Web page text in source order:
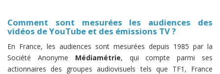
Comment sont mesurées les audiences des
vidéos de YouTube et des émissions TV ?
En France, les audiences sont mesurées depuis 1985 par la
Société Anonyme Médiamétrie, qui compte parmi ses
actionnaires des groupes audiovisuels tels que TF1, France